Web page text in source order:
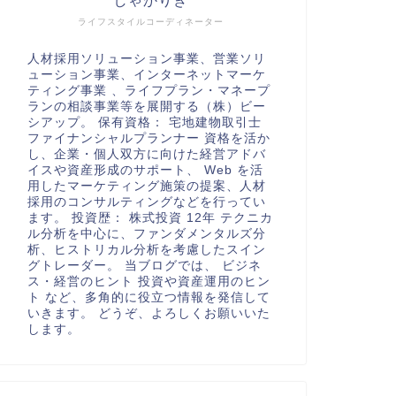
ライフスタイルコーディネーター
人材採用ソリューション事業、営業ソリ
ューション事業、インターネットマーケ
ティング事業 、ライフプラン・マネープ
ランの相談事業等を展開する（株）ビー
シアップ。 保有資格： 宅地建物取引士
ファイナンシャルプランナー 資格を活か
し、企業・個人双方に向けた経営アドバ
イスや資産形成のサポート、 Web を活
用したマーケティング施策の提案、人材
採用のコンサルティングなどを行ってい
ます。 投資歴： 株式投資 12年 テクニカ
ル分析を中心に、ファンダメンタルズ分
析、ヒストリカル分析を考慮したスイン
グトレーダー。 当ブログでは、 ビジネ
ス・経営のヒント 投資や資産運用のヒン
ト など、多角的に役立つ情報を発信して
いきます。 どうぞ、よろしくお願いいた
します。